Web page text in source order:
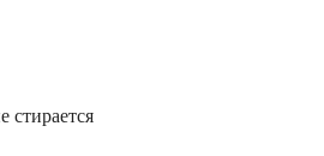
стирается